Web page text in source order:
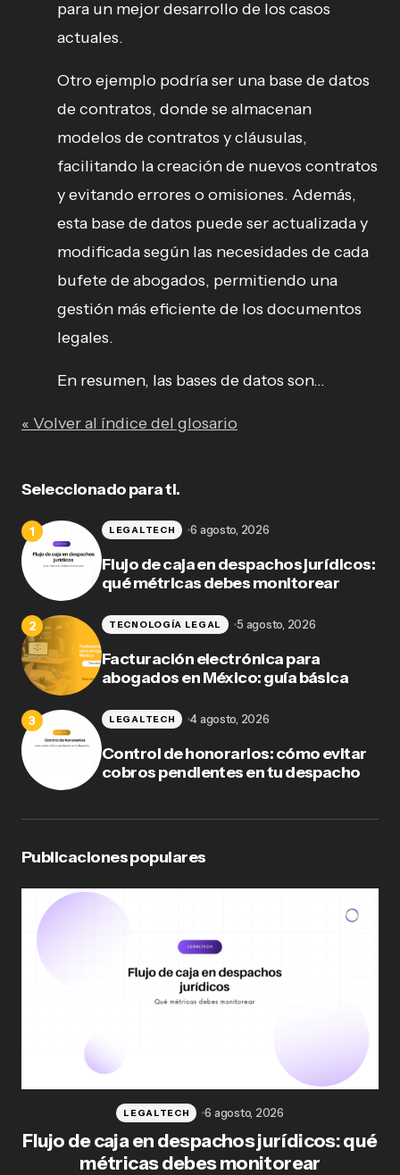
para un mejor desarrollo de los casos
actuales.
Otro ejemplo podría ser una base de datos
de contratos, donde se almacenan
modelos de contratos y cláusulas,
facilitando la creación de nuevos contratos
y evitando errores o omisiones. Además,
esta base de datos puede ser actualizada y
modificada según las necesidades de cada
bufete de abogados, permitiendo una
gestión más eficiente de los documentos
legales.
En resumen, las bases de datos son...
« Volver al índice del glosario
Seleccionado para ti.
Flujo de caja en despachos jurídicos:
qué métricas debes monitorear
LEGALTECH 6 agosto, 2026
Facturación electrónica para
abogados en México: guía básica
TECNOLOGÍA LEGAL 5 agosto, 2026
Control de honorarios: cómo evitar
cobros pendientes en tu despacho
LEGALTECH 4 agosto, 2026
Publicaciones populares
Flujo de caja en despachos jurídicos: qué
métricas debes monitorear
LEGALTECH 6 agosto, 2026